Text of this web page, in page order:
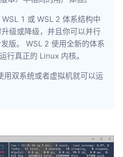
1 或 WSL 2 体系结构中
级或降级，并且你可以并行
版。 WSL 2 使用全新的体系
行真正的 Linux 内核。
用双系统或者虚拟机就可以运